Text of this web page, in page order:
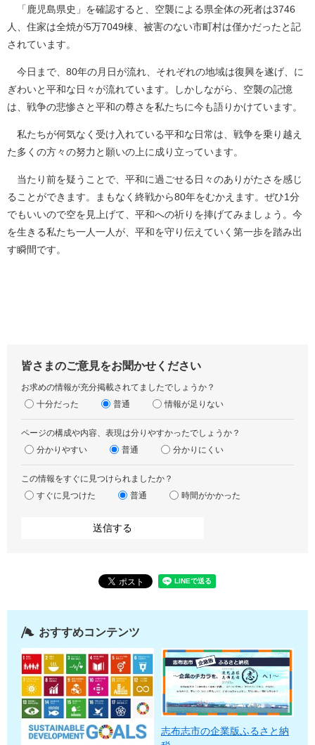
「鹿児島県史」を確認すると、空襲による県全体の死者は3746
人、住家は全焼が5万7049棟、被害のない市町村は僅かだったと記
されています。
今日まで、80年の月日が流れ、それぞれの地域は復興を遂げ、に
ぎわいと平和な日々が流れています。しかしながら、空襲の記憶
は、戦争の悲惨さと平和の尊さを私たちに今も語りかけています。
私たちが何気なく受け入れている平和な日常は、戦争を乗り越え
た多くの方々の努力と願いの上に成り立っています。
当たり前を疑うことで、平和に過ごせる日々のありがたさを感じ
ることができます。まもなく終戦から80年をむかえます。ぜひ1分
でもいいので空を見上げて、平和への祈りを捧げてみましょう。今
を生きる私たち一人一人が、平和を守り伝えていく第一歩を踏み出
す瞬間です。
皆さまのご意見をお聞かせください
お求めの情報が充分掲載されてましたでしょうか？
十分だった
普通 情報が足りない
ページの構成や内容、表現は分りやすかったでしょうか？
分かりやすい
普通 分かりにくい
この情報をすぐに見つけられましたか？
すぐに見つけた
普通 時間がかかった
おすすめコンテンツ
志布志市の企業版ふるさと納